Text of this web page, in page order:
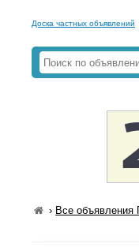
Доска частных объявлений
› Все объявления